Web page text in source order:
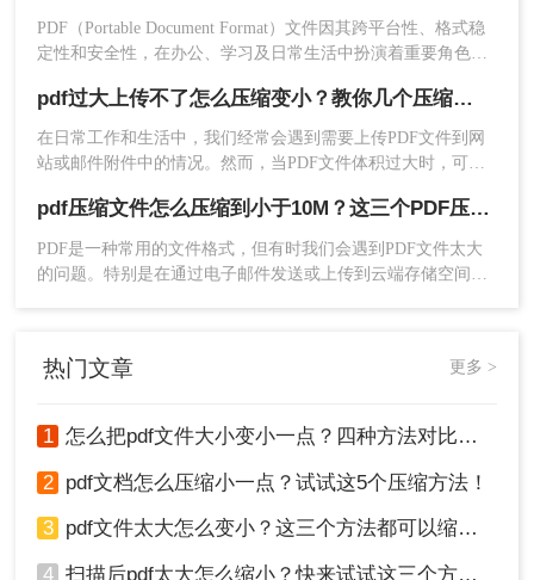
5、压缩完成，我们可以看到压缩后的体积，是不是
小了很多呢，点击下载文件就可以了。
方法三：手动优化PDF文件
除了使用专业的软件或在线工具外，你还可以通过
1、打开PDF文件，并检查是否有任何不必要的页面
2、对于PDF文件中的图像，可以使用图像编辑软件
件大小。
3、如果PDF文件中使用了特殊字体或嵌入了字体文
小，而不显著牺牲其质量。那么pdf文档怎么压缩大小呢？本文
将详细介绍几种压缩PDF文件的技术和工具，帮助您轻松管理
和分享文档。
PDF（Portable Document Format）文件因其跨平台性、格式稳
定性和安全性，在办公、学习及日常生活中扮演着重要角色。
庞大，给分享、传输和存储带来了不便。因此，掌握pdf文件怎
么样压缩成为了一项实用的技能。本文将详细介绍几种常见的
PDF压缩方法，帮助您轻松解决PDF文件过大的问题。
pdf过大上传不了怎么压缩变小？教你几个压缩方法！
在日常工作和生活中，我们经常会遇到需要上传PDF文件到网
站或邮件附件中的情况。然而，当PDF文件体积过大时，可能
行压缩就成为了一个必要的步骤。那么pdf过大上传不了怎么压
缩变小呢？本文将详细介绍几种实用的方法，帮助你将过大的
PDF文件压缩变小，以便顺利上传。
pdf压缩文件怎么压缩到小于10M？这三个PDF压缩技巧了解一下！
PDF是一种常用的文件格式，但有时我们会遇到PDF文件太大
的问题。特别是在通过电子邮件发送或上传到云端存储空间
热门文章 更多 >
1 怎么把pdf文件大小变小一点？四种方法对比，一看就懂！
2 pdf文档怎么压缩小一点？试试这5个压缩方法！
3 pdf文件太大怎么变小？这三个方法都可以缩小！
4 扫描后pdf太大怎么缩小？快来试试这三个方法！